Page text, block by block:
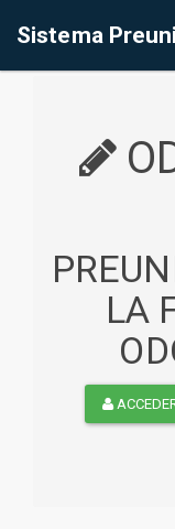
Sistema
LA